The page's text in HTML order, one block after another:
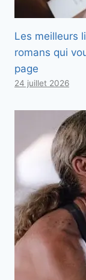
Les meilleurs
romans qui
page
24 juillet 2026